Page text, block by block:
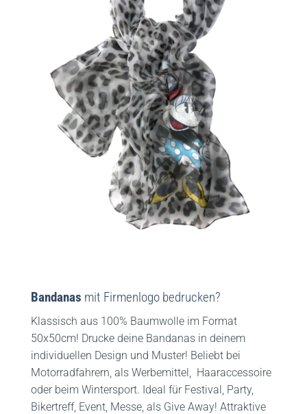
Bandanas mit Firmenlogo bedrucken?
Klassisch aus 100% Baumwolle im Format
50x50cm! Drucke deine Bandanas in deinem
individuellen Design und Muster! Beliebt bei
Motorradfahrern, als Werbemittel, Haaraccessoire
oder beim Wintersport. Ideal für Festival, Party,
Bikertreff, Event, Messe, als Give Away! Attraktive